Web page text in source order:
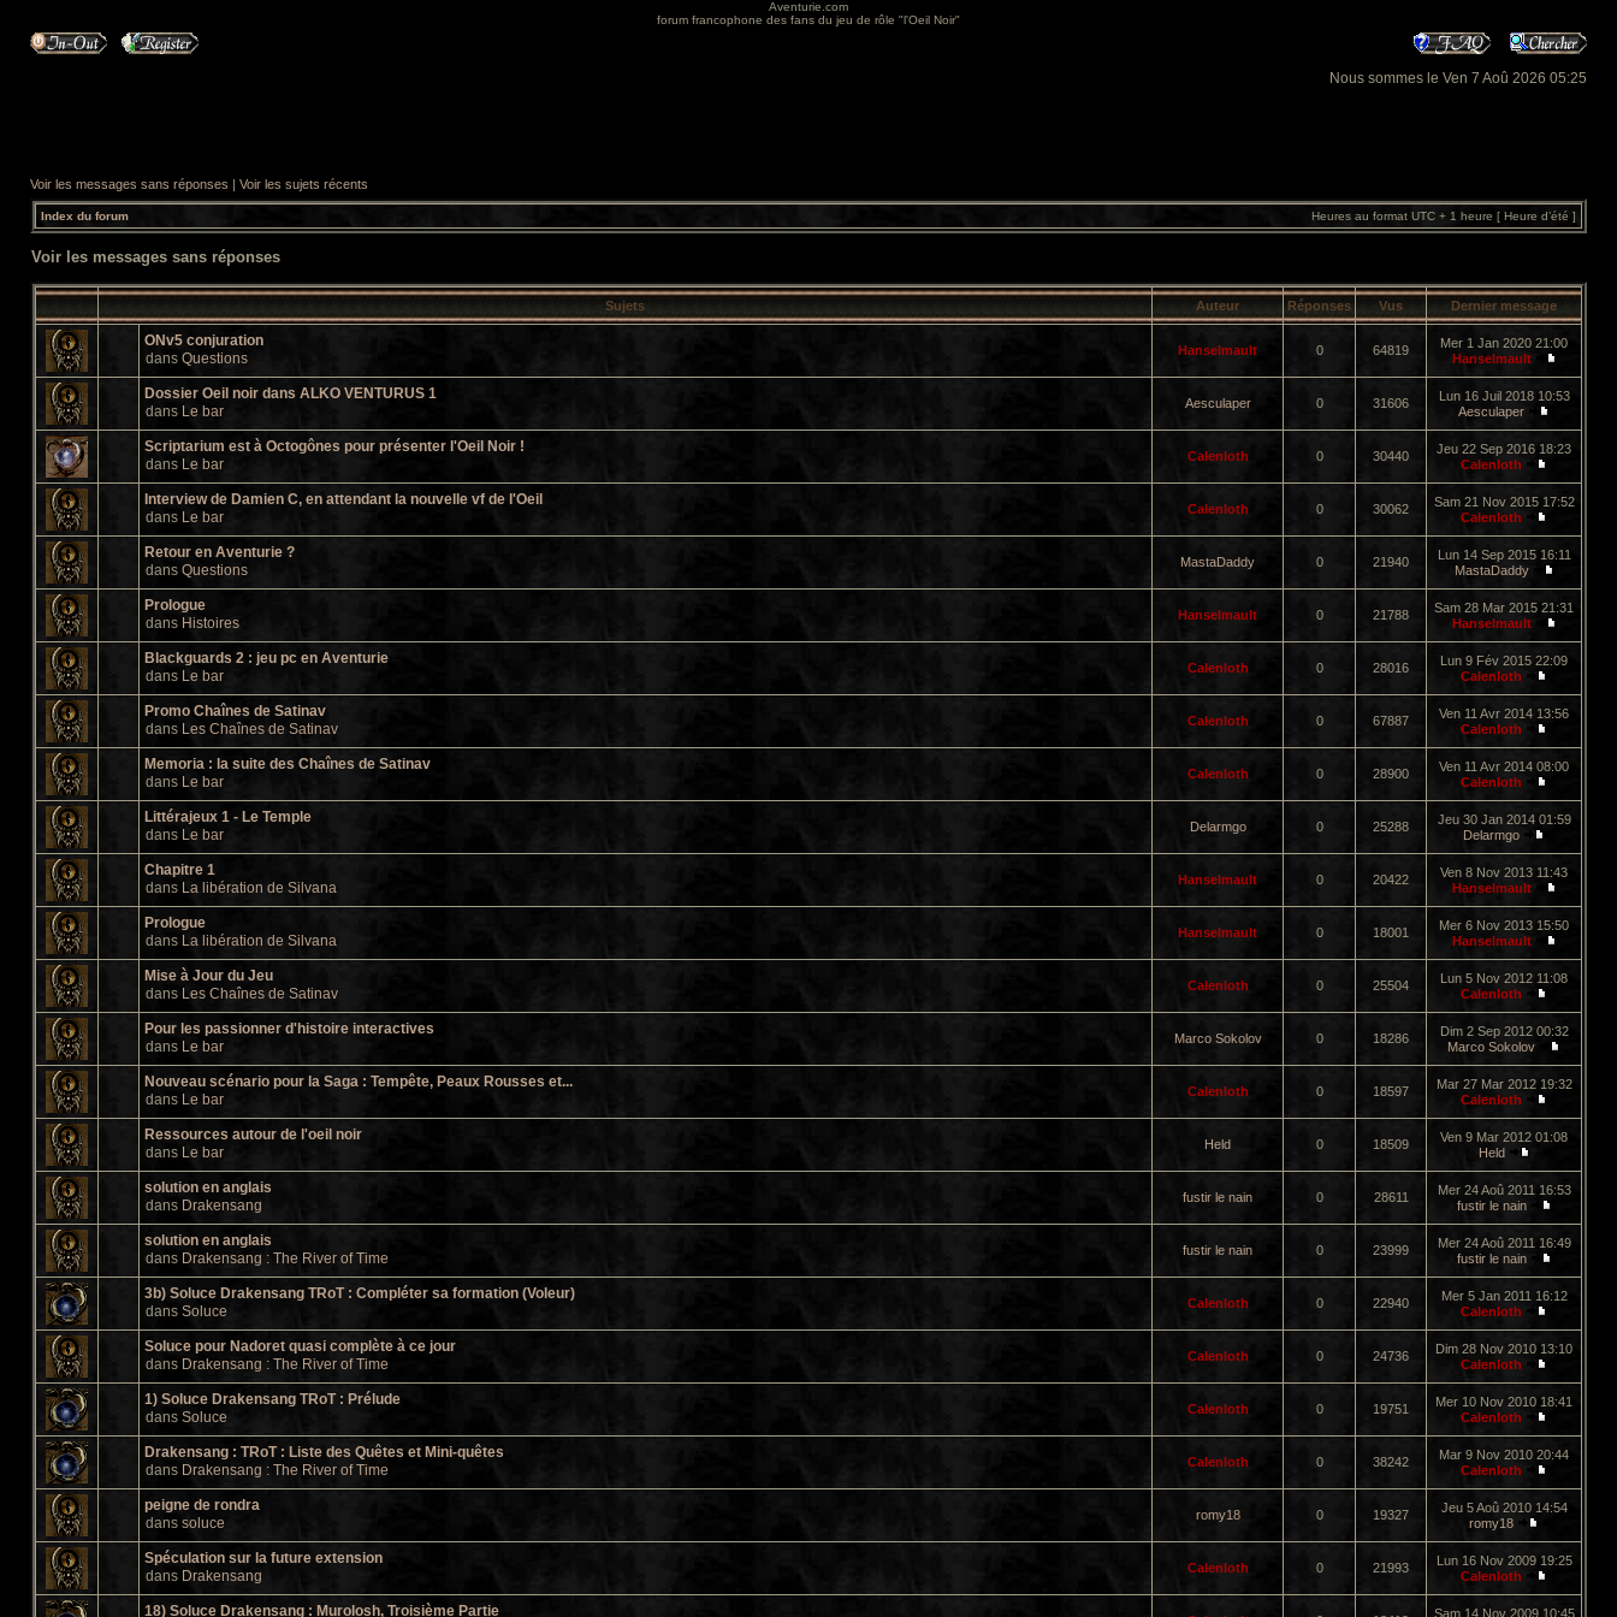
Aventurie.com
forum francophone des fans du jeu de rôle "l'Oeil Noir"
Nous sommes le Ven 7 Aoû 2026 05:25
Voir les messages sans réponses | Voir les sujets récents
Index du forum Heures au format UTC + 1 heure [ Heure d’été ]
Voir les messages sans réponses
Sujets Auteur Réponses Vus Dernier message
ONv5 conjuration
dans Questions Hanselmault 0 64819
Mer 1 Jan 2020 21:00
Hanselmault
Dossier Oeil noir dans ALKO VENTURUS 1
dans Le bar Aesculaper 0 31606
Lun 16 Juil 2018 10:53
Aesculaper
Scriptarium est à Octogônes pour présenter l'Oeil Noir !
dans Le bar Calenloth 0 30440
Jeu 22 Sep 2016 18:23
Calenloth
Interview de Damien C, en attendant la nouvelle vf de l'Oeil
dans Le bar Calenloth 0 30062
Sam 21 Nov 2015 17:52
Calenloth
Retour en Aventurie ?
dans Questions MastaDaddy 0 21940
Lun 14 Sep 2015 16:11
MastaDaddy
Prologue
dans Histoires Hanselmault 0 21788
Sam 28 Mar 2015 21:31
Hanselmault
Blackguards 2 : jeu pc en Aventurie
dans Le bar Calenloth 0 28016
Lun 9 Fév 2015 22:09
Calenloth
Promo Chaînes de Satinav
dans Les Chaînes de Satinav Calenloth 0 67887
Ven 11 Avr 2014 13:56
Calenloth
Memoria : la suite des Chaînes de Satinav
dans Le bar Calenloth 0 28900
Ven 11 Avr 2014 08:00
Calenloth
Littérajeux 1 - Le Temple
dans Le bar Delarmgo 0 25288
Jeu 30 Jan 2014 01:59
Delarmgo
Chapitre 1
dans La libération de Silvana Hanselmault 0 20422
Ven 8 Nov 2013 11:43
Hanselmault
Prologue
dans La libération de Silvana Hanselmault 0 18001
Mer 6 Nov 2013 15:50
Hanselmault
Mise à Jour du Jeu
dans Les Chaînes de Satinav Calenloth 0 25504
Lun 5 Nov 2012 11:08
Calenloth
Pour les passionner d'histoire interactives
dans Le bar Marco Sokolov 0 18286
Dim 2 Sep 2012 00:32
Marco Sokolov
Nouveau scénario pour la Saga : Tempête, Peaux Rousses et...
dans Le bar Calenloth 0 18597
Mar 27 Mar 2012 19:32
Calenloth
Ressources autour de l'oeil noir
dans Le bar Held 0 18509
Ven 9 Mar 2012 01:08
Held
solution en anglais
dans Drakensang fustir le nain 0 28611
Mer 24 Aoû 2011 16:53
fustir le nain
solution en anglais
dans Drakensang : The River of Time fustir le nain 0 23999
Mer 24 Aoû 2011 16:49
fustir le nain
3b) Soluce Drakensang TRoT : Compléter sa formation (Voleur)
dans Soluce Calenloth 0 22940
Mer 5 Jan 2011 16:12
Calenloth
Soluce pour Nadoret quasi complète à ce jour
dans Drakensang : The River of Time Calenloth 0 24736
Dim 28 Nov 2010 13:10
Calenloth
1) Soluce Drakensang TRoT : Prélude
dans Soluce Calenloth 0 19751
Mer 10 Nov 2010 18:41
Calenloth
Drakensang : TRoT : Liste des Quêtes et Mini-quêtes
dans Drakensang : The River of Time Calenloth 0 38242
Mar 9 Nov 2010 20:44
Calenloth
peigne de rondra
dans soluce romy18 0 19327
Jeu 5 Aoû 2010 14:54
romy18
Spéculation sur la future extension
dans Drakensang Calenloth 0 21993
Lun 16 Nov 2009 19:25
Calenloth
18) Soluce Drakensang : Murolosh, Troisième Partie Sam 14 Nov 2009 10:45